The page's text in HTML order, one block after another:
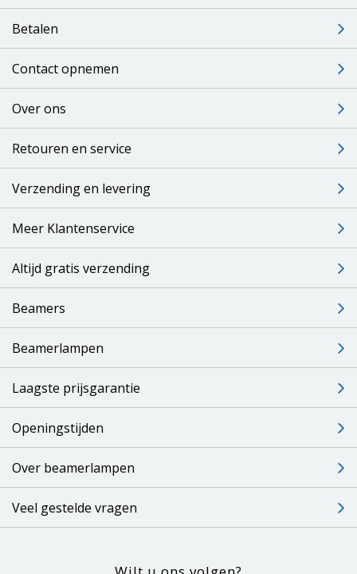
Betalen
Contact opnemen
Over ons
Retouren en service
Verzending en levering
Meer Klantenservice
Altijd gratis verzending
Beamers
Beamerlampen
Laagste prijsgarantie
Openingstijden
Over beamerlampen
Veel gestelde vragen